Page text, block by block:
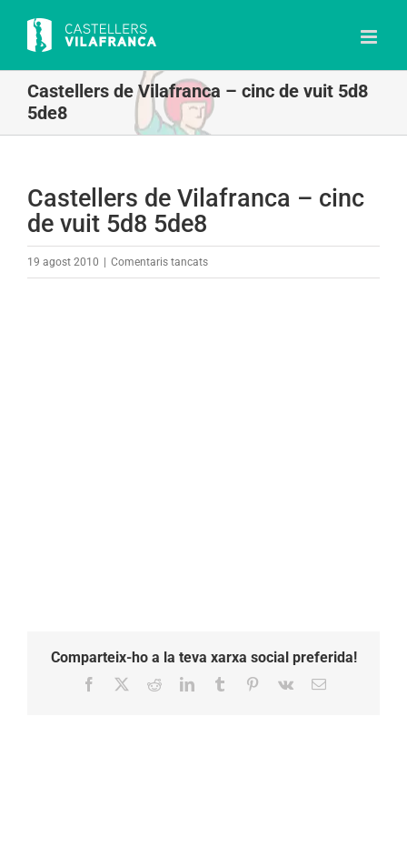
content
Castellers de Vilafranca – cinc de vuit 5d8
5de8
Castellers de Vilafranca – cinc
de vuit 5d8 5de8
19 agost 2010 Comentaris tancatsa
Comparteix-ho a la teva xarxa social preferida!
Facebook RedditLinkedInTumblr Pinterest
Vk Email: